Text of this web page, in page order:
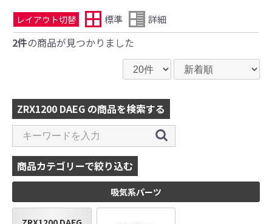
レイアウト切替 標準 詳細
2件の商品が見つかりました
ZRX1200 DAEG の商品を検索する
商品カテゴリーで絞り込む
吸気系パーツ